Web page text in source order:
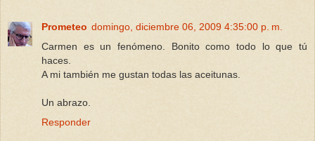
Prometeo domingo, diciembre 06, 2009 4:35:00 p. m.
Carmen es un fenómeno. Bonito como todo lo que tú
haces.
A mi también me gustan todas las aceitunas.
Un abrazo.
Responder